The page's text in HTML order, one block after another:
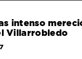
intenso
Villarrobledo